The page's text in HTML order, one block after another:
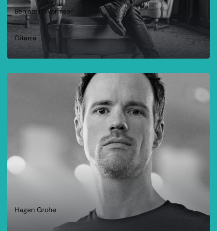
Benjamin Wormser
Gitarre
Hagen Grohe